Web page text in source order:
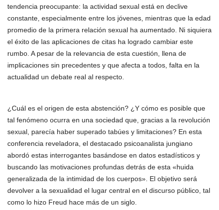
tendencia preocupante: la actividad sexual está en declive
constante, especialmente entre los jóvenes, mientras que la edad
promedio de la primera relación sexual ha aumentado. Ni siquiera
el éxito de las aplicaciones de citas ha logrado cambiar este
rumbo. A pesar de la relevancia de esta cuestión, llena de
implicaciones sin precedentes y que afecta a todos, falta en la
actualidad un debate real al respecto.
¿Cuál es el origen de esta abstención? ¿Y cómo es posible que
tal fenómeno ocurra en una sociedad que, gracias a la revolución
sexual, parecía haber superado tabúes y limitaciones? En esta
conferencia reveladora, el destacado psicoanalista jungiano
abordó estas interrogantes basándose en datos estadísticos y
buscando las motivaciones profundas detrás de esta «huida
generalizada de la intimidad de los cuerpos». El objetivo será
devolver a la sexualidad el lugar central en el discurso público, tal
como lo hizo Freud hace más de un siglo.